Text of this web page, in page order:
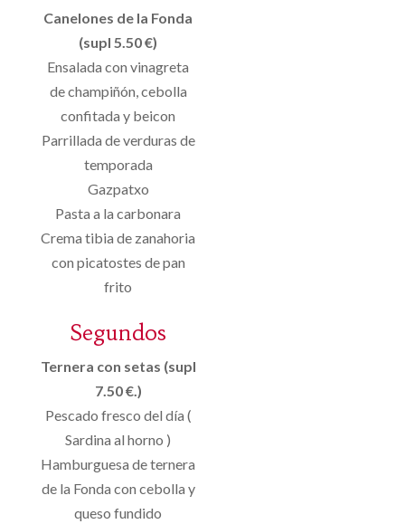
Canelones de la Fonda
(supl 5.50 €)
Ensalada con vinagreta
de champiñón, cebolla
confitada y beicon
Parrillada de verduras de
temporada
Gazpatxo
Pasta a la carbonara
Crema tibia de zanahoria
con picatostes de pan
frito
Segundos
Ternera con setas (supl
7.50 €.)
Pescado fresco del día (
Sardina al horno )
Hamburguesa de ternera
de la Fonda con cebolla y
queso fundido